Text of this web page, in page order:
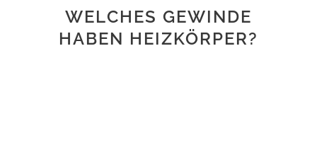
WELCHES GEWINDE
HABEN HEIZKÖRPER?